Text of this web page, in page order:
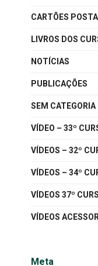
CARTÕES
LIVROS DOS
NOTÍCIAS
PUBLICAÇÕES
SEM CATEGORIA
VÍDEO – 33º
VÍDEOS – 32º
VÍDEOS – 34º
VÍDEOS 37º
VÍDEOS
Meta